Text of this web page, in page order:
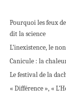
Pourquoi les feux
dit la science
L’inexistence, le
Canicule : la
Le festival de la
« Différence », «